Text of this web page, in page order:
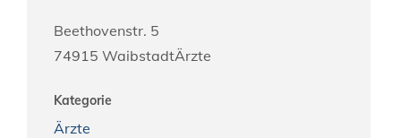
Beethovenstr. 5
74915 WaibstadtÄrzte
Kategorie
Ärzte